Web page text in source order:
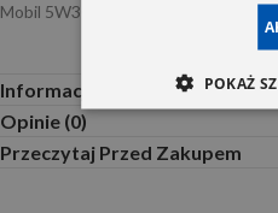
Mobil 5W30 1L Super 3000XE
Informacje dodatkowe
Opinie (0)
Przeczytaj Przed Zakupem
POKAŻ